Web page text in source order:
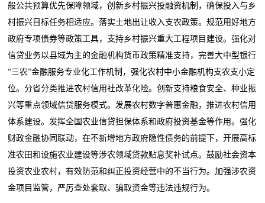
般公共预算优先保障领域，创新乡村振兴投融资机制，确保投入与乡
村振兴目标任务相适应。落实土地出让收入支农政策。规范用好地方
政府专项债券等政策工具，支持乡村振兴重大工程项目建设。强化对
信贷业务以县域为主的金融机构货币政策精准支持，完善大中型银行
“三农”金融服务专业化工作机制，强化农村中小金融机构支农支小定
位。分省分类推进农村信用社改革化险。创新支持粮食安全、种业振
兴等重点领域信贷服务模式。发展农村数字普惠金融，推进农村信用
体系建设。发挥全国农业信贷担保体系和政府投资基金等作用。强化
财政金融协同联动，在不新增地方政府隐性债务的前提下，开展高标
准农田和设施农业建设等涉农领域贷款贴息奖补试点。鼓励社会资本
投资农业农村，有效防范和纠正投资经营中的不当行为。加强涉农资
金项目监管，严厉查处套取、骗取资金等违法违规行为。